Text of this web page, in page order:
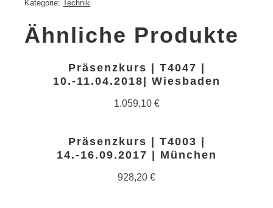
Kategorie: Technik
Ähnliche Produkte
Präsenzkurs | T4047 |
10.-11.04.2018| Wiesbaden
1.059,10 €
Präsenzkurs | T4003 |
14.-16.09.2017 | München
928,20 €